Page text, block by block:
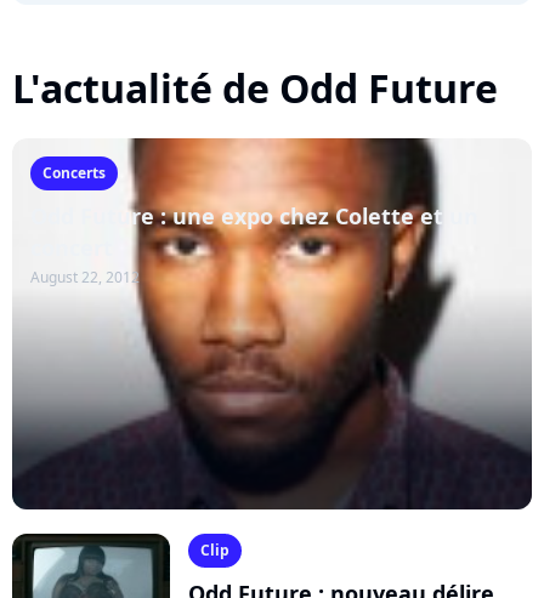
L'actualité de Odd Future
Concerts
Odd Future : une expo chez Colette et un
August 22, 2012
Clip